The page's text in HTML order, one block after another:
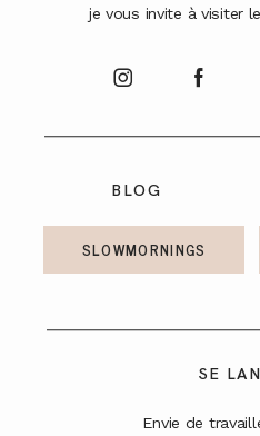
BLOG
SE
SLOWMORNINGS
Envie de
je vous invite à visiter